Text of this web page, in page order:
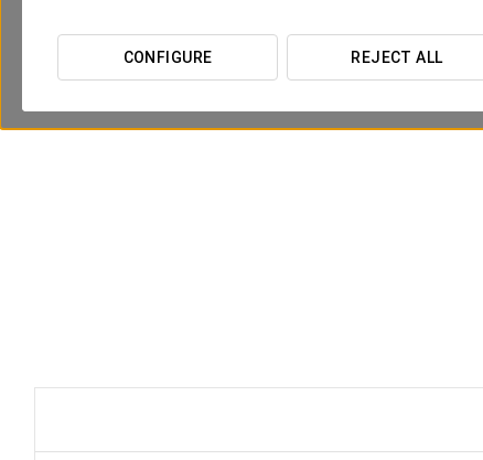
CONFIGURE REJECT ALL